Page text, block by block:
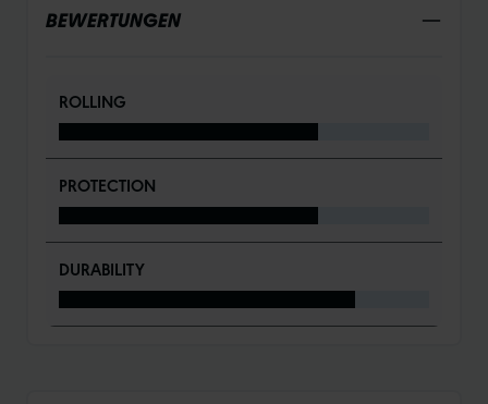
BEWERTUNGEN
ROLLING
PROTECTION
DURABILITY